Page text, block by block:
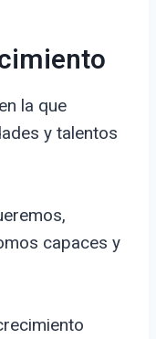
la que
y talentos
capaces y